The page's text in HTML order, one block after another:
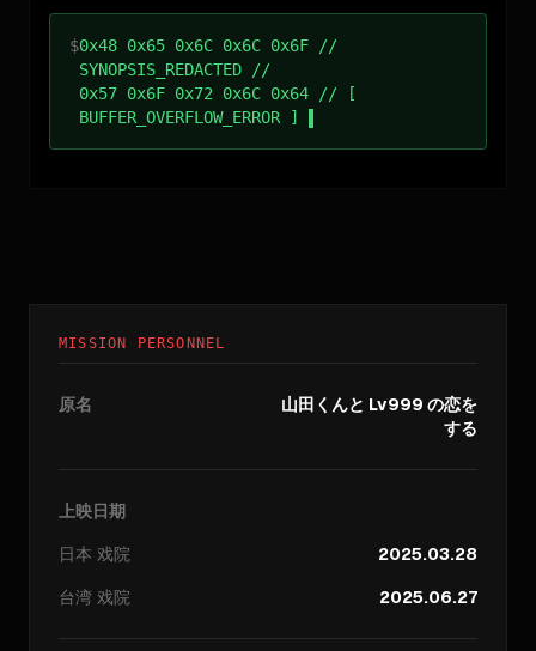
$0x48 0x65 0x6C 0x6C 0x6F //
SYNOPSIS_REDACTED //
0x57 0x6F 0x72 0x6C 0x64 // [
BUFFER_OVERFLOW_ERROR ]
MISSION PERSONNEL
原名
山田くんと Lv999 の恋を
する
上映日期
日本 戏院
2025.03.28
台湾 戏院 2025.06.27